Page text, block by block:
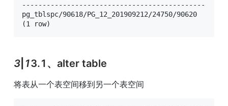
---------------------------------------------
pg_tblspc/90618/PG_12_201909212/24750/90620
(1 row)
3 13.1、alter table
将表从一个表空间移到另一个表空间